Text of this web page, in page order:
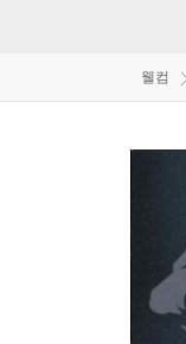
웰컴